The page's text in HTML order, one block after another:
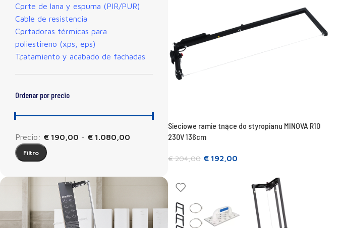
Corte de lana y espuma (PIR/PUR)
Cable de resistencia
Cortadoras térmicas para
poliestireno (xps, eps)
Tratamiento y acabado de fachadas
Ordenar por precio
Filtro
Precio: € 190,00 - € 1.080,00
Sieciowe ramie tnące do styropianu MINOVA R10
230V 136cm
€204,00 €192,00